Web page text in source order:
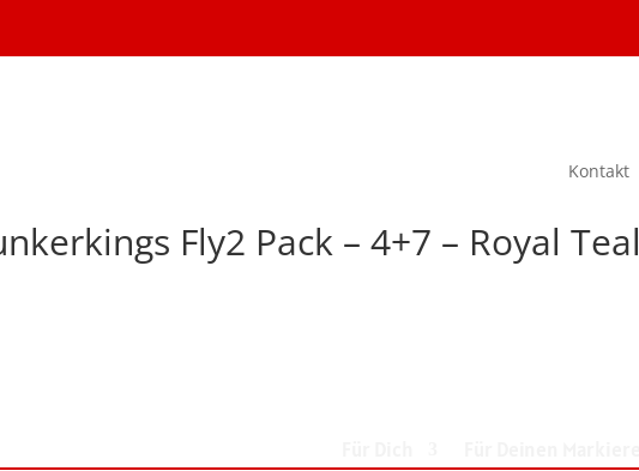
Kontakt
Fly2 Pack – 4+7 – Royal Teal